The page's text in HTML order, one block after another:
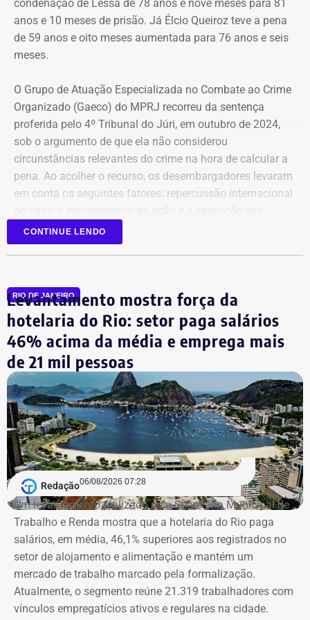
COM FÁBIO MARTINS
condenação de Lessa de 78 anos e nove meses para 81
anos e 10 meses de prisão. Já Élcio Queiroz teve a pena
de 59 anos e oito meses aumentada para 76 anos e seis
meses.
O Grupo de Atuação Especializada no Combate ao Crime
Organizado (Gaeco) do MPRJ recorreu da sentença
proferida pelo 4º Tribunal do Júri, em outubro de 2024,
sob o argumento de que ela não considerou
circunstâncias relevantes do crime na hora de calcular a
pena. Ao acolher o recurso, os desembargadores levaram
em conta os seguintes fatores: repercussão internacional
disparos em via pública, em uma região de grande
circulação de pessoas.
reconhecesse com menor redução a tentativa de
homicídio contra Fernanda Chaves, assessora de Marielle
que estava no carro no momento dos disparos e
sobreviveu porque se abaixou no banco.
Outro ponto usado pelo Ministério Público para pedir o
aumento das penas foi o uso de um carro clonado no
crime, o que caracteriza o delito de receptação.
Ambos firmaram delação
premiada e devem
cumprir o tempo de prisão
previsto no acordo
Apesar do aumento da pena, os ex-policiais militares
firmaram delação premiada para apontar os mandantes do
CONTINUE LENDO
RIO DE JANEIRO
Levantamento mostra força da
hotelaria do Rio: setor paga salários
46% acima da média e emprega mais
de 21 mil pessoas
Redação06/08/2026 07:28
Um levantamento realizado pela Secretaria Municipal de
Trabalho e Renda mostra que a hotelaria do Rio paga
salários, em média, 46,1% superiores aos registrados no
setor de alojamento e alimentação e mantém um
mercado de trabalho marcado pela formalização.
Atualmente, o segmento reúne 21.319 trabalhadores com
vínculos empregatícios ativos e regulares na cidade.